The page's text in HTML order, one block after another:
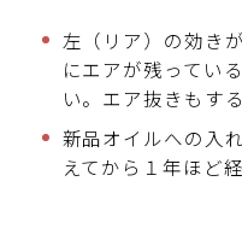
左（リア）の効き
にエアが残ってい
い。エア抜きもする
新品オイルへの入
えてから１年ほど